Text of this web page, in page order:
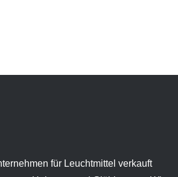
für Leuchtmittel verkauft